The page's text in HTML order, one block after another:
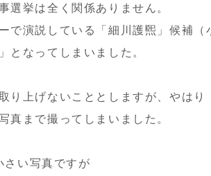
選挙は全く関係ありません。
で演説している「細川護煕」候補（
となってしまいました。
り上げないこととしますが、やはり
真まで撮ってしまいました。
さい写真ですが